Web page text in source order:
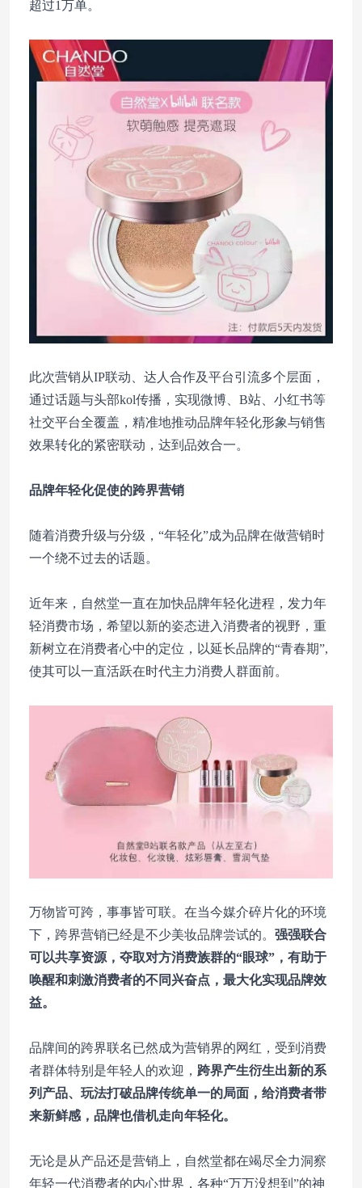
超过1万单。
此次营销从IP联动、达人合作及平台引流多个层面，
通过话题与头部kol传播，实现微博、B站、小红书等
社交平台全覆盖，精准地推动品牌年轻化形象与销售
效果转化的紧密联动，达到品效合一。
品牌年轻化促使的跨界营销
随着消费升级与分级，“年轻化”成为品牌在做营销时
一个绕不过去的话题。
近年来，自然堂一直在加快品牌年轻化进程，发力年
轻消费市场，希望以新的姿态进入消费者的视野，重
新树立在消费者心中的定位，以延长品牌的“青春期”,
使其可以一直活跃在时代主力消费人群面前。
万物皆可跨，事事皆可联。在当今媒介碎片化的环境
下，跨界营销已经是不少美妆品牌尝试的。 强强联合
可以共享资源，夺取对方消费族群的“眼球”，有助于
唤醒和刺激消费者的不同兴奋点，最大化实现品牌效
益。
品牌间的跨界联名已然成为营销界的网红，受到消费
者群体特别是年轻人的欢迎， 跨界产生衍生出新的系
列产品、玩法打破品牌传统单一的局面，给消费者带
来新鲜感，品牌也借机走向年轻化。
无论是从产品还是营销上，自然堂都在竭尽全力洞察
年轻一代消费者的内心世界，各种“万万没想到”的神